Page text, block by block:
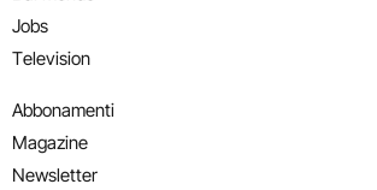
Jobs
Television
Abbonamenti
Magazine
Newsletter